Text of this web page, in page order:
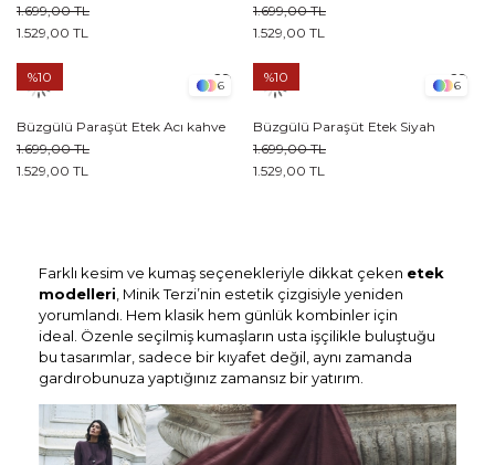
1.529,00 TL
1.699,00 TL
1.529,00 TL
1.699,00 TL
6
Büzgülü Paraşüt Etek Acı kahve
1.529,00 TL
1.699,00 TL
%10
6
Büzgülü Paraşüt Etek Siyah
1.529,00 TL
1.699,00 TL
%10
Farklı kesim ve kumaş seçenekleriyle dikkat çeken etek
modelleri , Minik Terzi’nin estetik çizgisiyle yeniden
yorumlandı. Hem klasik hem günlük kombinler için
ideal. Özenle seçilmiş kumaşların usta işçilikle buluştuğu
bu tasarımlar, sadece bir kıyafet değil, aynı zamanda
gardırobunuza yaptığınız zamansız bir yatırım.